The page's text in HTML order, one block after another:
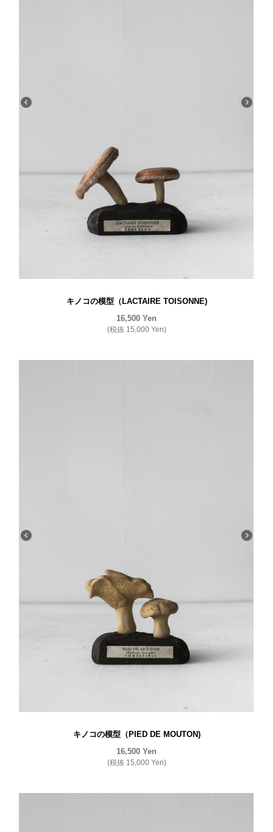
キノコの模型（LACTAIRE TOISONNE)
16,500 Yen
(税抜 15,000 Yen)
キノコの模型（PIED DE MOUTON)
16,500 Yen
(税抜 15,000 Yen)